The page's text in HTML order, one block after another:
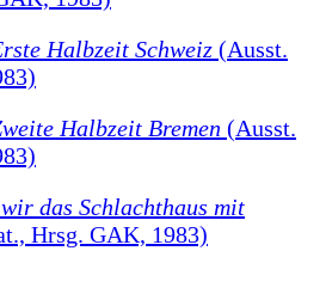
Halbzeit Schweiz (Ausst.
Halbzeit Bremen (Ausst.
das Schlachthaus mit
Hrsg. GAK, 1983)